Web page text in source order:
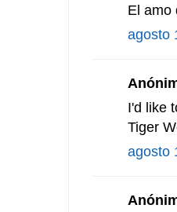
El amo
agosto
I'd like
Tiger
agosto